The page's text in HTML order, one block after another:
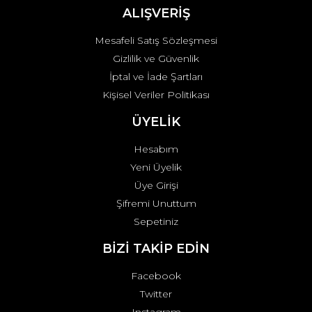
ALIŞVERİŞ
Mesafeli Satış Sözleşmesi
Gizlilik ve Güvenlik
İptal ve İade Şartları
Kişisel Veriler Politikası
ÜYELİK
Hesabım
Yeni Üyelik
Üye Girişi
Şifremi Unuttum
Sepetiniz
BİZİ TAKİP EDİN
Facebook
Twitter